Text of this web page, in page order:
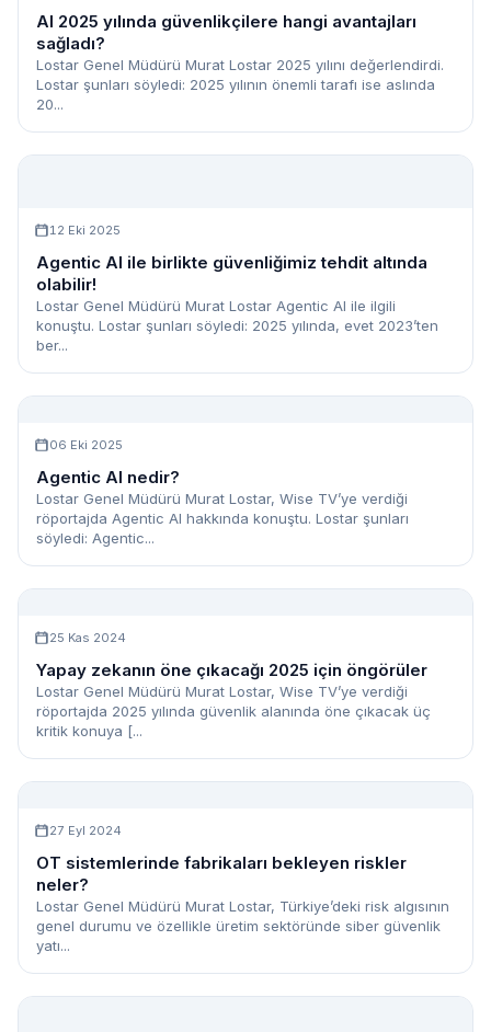
AI 2025 yılında güvenlikçilere hangi avantajları
sağladı?
Lostar Genel Müdürü Murat Lostar 2025 yılını değerlendirdi.
Lostar şunları söyledi: 2025 yılının önemli tarafı ise aslında
20...
12 Eki 2025
Agentic AI ile birlikte güvenliğimiz tehdit altında
olabilir!
Lostar Genel Müdürü Murat Lostar Agentic AI ile ilgili
konuştu. Lostar şunları söyledi: 2025 yılında, evet 2023’ten
ber...
06 Eki 2025
Agentic AI nedir?
Lostar Genel Müdürü Murat Lostar, Wise TV’ye verdiği
röportajda Agentic AI hakkında konuştu. Lostar şunları
söyledi: Agentic...
25 Kas 2024
Yapay zekanın öne çıkacağı 2025 için öngörüler
Lostar Genel Müdürü Murat Lostar, Wise TV’ye verdiği
röportajda 2025 yılında güvenlik alanında öne çıkacak üç
kritik konuya [...
27 Eyl 2024
OT sistemlerinde fabrikaları bekleyen riskler
neler?
Lostar Genel Müdürü Murat Lostar, Türkiye’deki risk algısının
genel durumu ve özellikle üretim sektöründe siber güvenlik
yatı...